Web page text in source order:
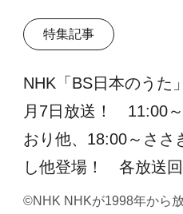
特集記事
NHK「BS日本のうた
月7日放送！ 11:00
おり他、18:00～ささ
し他登場！ 各放送
©NHK NHKが1998年から